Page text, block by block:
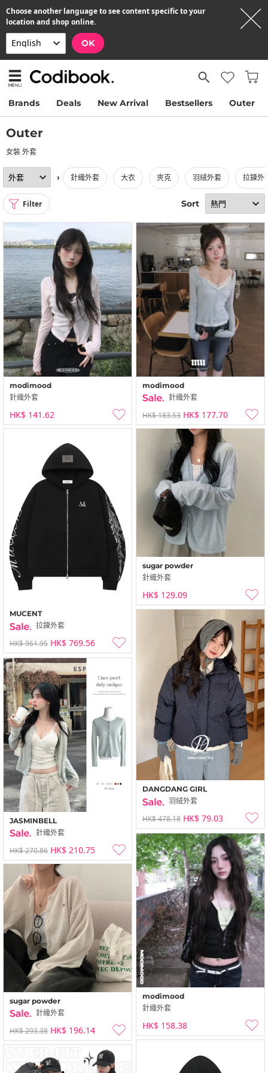
Choose another language to see content specific to your
location and shop online.
OK
Brands Deals New Arrival Bestsellers Outer
Outer
女裝 外套
› 針織外套 大衣 夾克 羽絨外套 拉鍊外
Filter Sort
modimood
針織外套
HK$ 141.62
modimood
針織外套
HK$ 183.53 HK$ 177.70
MUCENT
拉鍊外套
HK$ 961.95 HK$ 769.56
sugar powder
針織外套
HK$ 129.09
DANGDANG GIRL
羽絨外套
HK$ 478.18 HK$ 79.03
JASMINBELL
針織外套
HK$ 270.86 HK$ 210.75
modimood
針織外套
HK$ 158.38
sugar powder
針織外套
HK$ 293.38 HK$ 196.14